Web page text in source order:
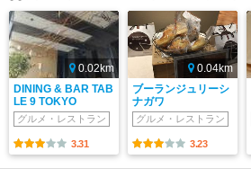
0.02km
DINING & BAR TAB
LE 9 TOKYO
グルメ・レストラン
3.31
0.04km
ブーランジュリーシ
ナガワ
グルメ・レストラン
3.23